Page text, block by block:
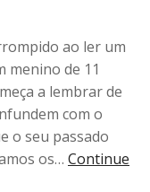
ao ler um
menino de 11
a lembrar de
com o
o seu passado
os… Continue